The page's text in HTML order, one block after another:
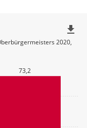
73,2
2020,
file_download